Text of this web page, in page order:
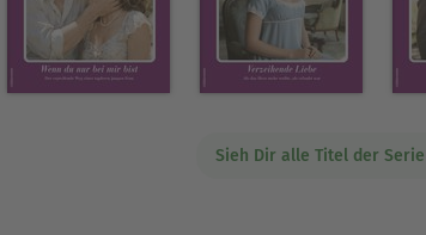
Sieh Dir alle Titel der